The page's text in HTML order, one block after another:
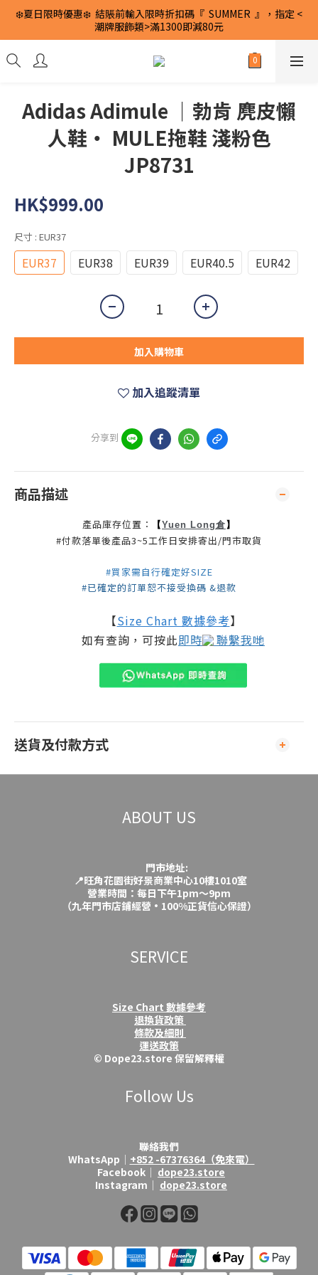
❄️夏日限時優惠❄️  結賬前輸入限時折扣碼『  SUMMER  』，指定 <
潮牌服飾類>滿1300即減80元
Adidas Adimule ｜勃肯 麂皮懶
人鞋・ MULE拖鞋 淺粉色
JP8731
HK$999.00
尺寸 : EUR37
EUR37 EUR38 EUR39 EUR40.5 EUR42
加入購物車
加入追蹤清單
分享到
商品描述
產品庫存位置： 【Yuen Long倉】
#付款落單後產品3~5工作日安排寄出/門市取貨
#買家需自行確定好SIZE
#已確定的訂單恕不接受換碼 &退款
【Size Chart 數據參考】
如有查詢，可按此即時 聯繫我哋
送貨及付款方式
ABOUT US
門市地址:
📍旺角花園街好景商業中心10樓1010室
營業時間：每日下午1pm～9pm
（九年門市店鋪經營·100%正貨信心保證）
SERVICE
Size Chart 數據參考
退換貨政策
條款及細則
運送政策
© Dope23.store 保留解釋權
Follow Us
聯絡我們
WhatsApp│ +852 -67376364（免來電）
Facebook│ dope23.store
Instagram│ dope23.store